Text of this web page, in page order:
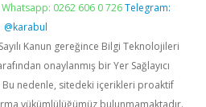
Whatsapp: 0262 606 0 726 Telegram:
@karabul
Kanun gereğince Bilgi Teknolojileri
onaylanmış bir Yer Sağlayıcı
nedenle, sitedeki içerikleri proaktif
yükümlülüğümüz bulunmamaktadır.